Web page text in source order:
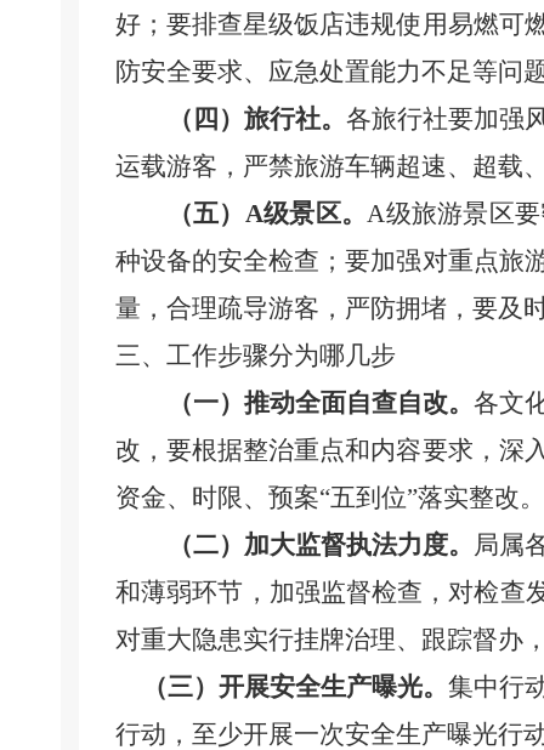
好；要排查星级饭店违规使用易燃可
防安全要求、应急处置能力不足等问
（四）旅行社。各旅行社要加强
运载游客，严禁旅游车辆超速、超载
（五） A级景区。A级旅游景区
种设备的安全检查；要加强对重点旅
量，合理疏导游客，严防拥堵，要及
三、 工作步骤分为哪几步
（一） 推动全面自查自改。各文
改，要根据整治重点和内容要求，深
资金、时限、预案“五到位”落实整改。
（二） 加大监督执法力度。 局属
和薄弱环节，加强监督检查，对检查
对重大隐患实行挂牌治理、跟踪督办
（三）开展安全生产曝光。集中行
行动， 至少开展一次安全生产曝光行